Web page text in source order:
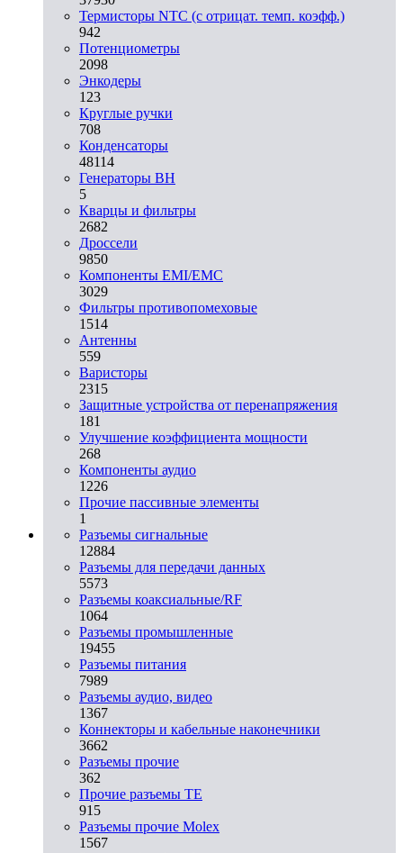
Термисторы NTC (с отрицат. темп. коэфф.)
942
Потенциометры
2098
Энкодеры
123
Круглые ручки
708
Конденсаторы
48114
Генераторы ВН
5
Кварцы и фильтры
2682
Дроссели
9850
Компоненты EMI/EMC
3029
Фильтры противопомеховые
1514
Антенны
559
Варисторы
2315
Защитные устройства от перенапряжения
181
Улучшение коэффициента мощности
268
Компоненты аудио
1226
Прочие пассивные элементы
1
Разъeмы сигнальные
12884
Разъeмы для передачи данных
5573
Разъeмы коаксиальные/RF
1064
Разъeмы промышленные
19455
Разъeмы питания
7989
Разъeмы аудио, видео
1367
Коннекторы и кабельные наконечники
3662
Разъeмы прочие
362
Прочие разъемы TE
915
Разъемы прочие Molex
1567